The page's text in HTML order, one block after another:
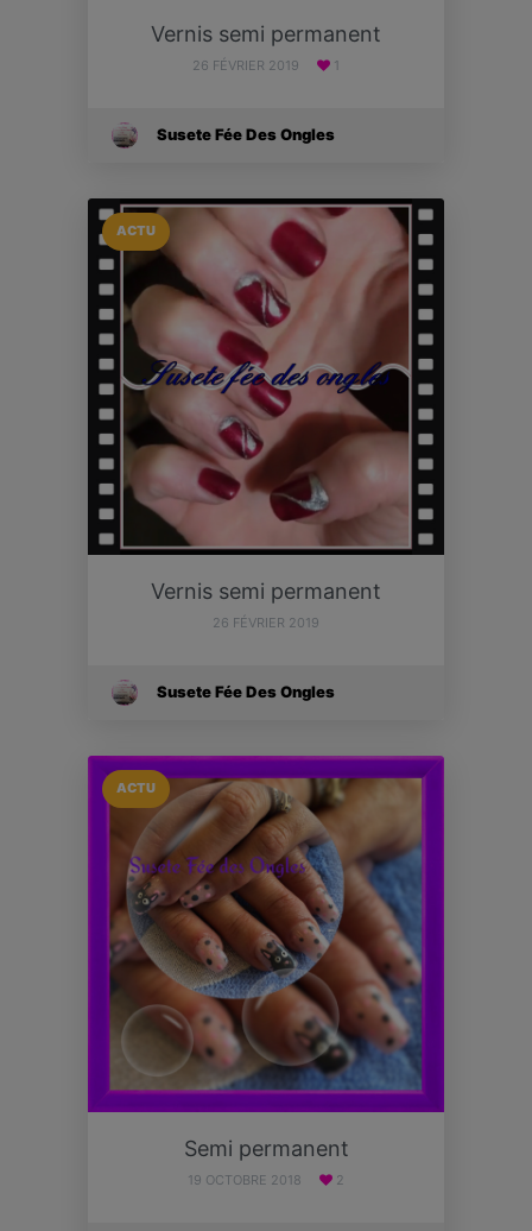
Vernis semi permanent
26 FÉVRIER 2019 1
Susete Fée Des Ongles
ACTU
Vernis semi permanent
26 FÉVRIER 2019
Susete Fée Des Ongles
ACTU
Semi permanent
19 OCTOBRE 2018 2